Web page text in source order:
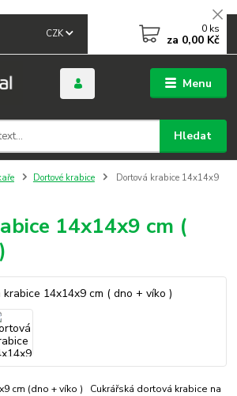
Menu
CZK
Hledat
0 ks
za 0,00 Kč
Dortové krabice
Dortová krabice 14x14x9
14x14x9 cm (
cm (dno + víko ) Cukrářská dortová krabice na